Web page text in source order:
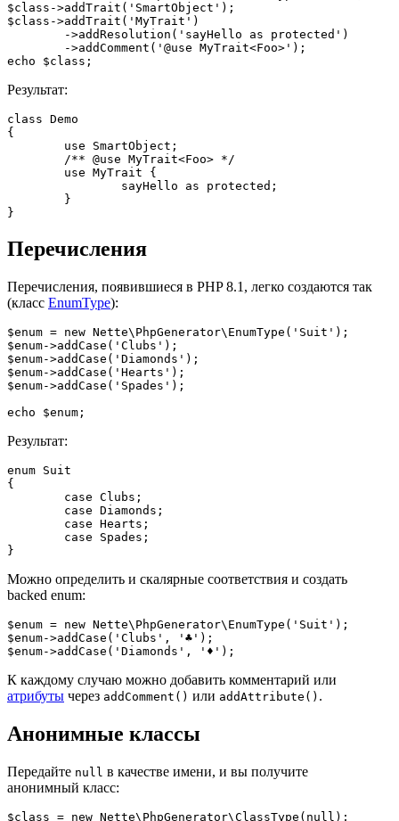
$class->addTrait('SmartObject');
$class->addTrait('MyTrait')
Результат:
class Demo
{
Перечисления
Перечисления, появившиеся в PHP 8.1, легко создаются так
(класс EnumType):
$enum = new Nette\PhpGenerator\EnumType('Suit');
$enum->addCase('Clubs');
$enum->addCase('Diamonds');
$enum->addCase('Hearts');
$enum->addCase('Spades');
Результат:
enum Suit
{
Можно определить и скалярные соответствия и создать
backed enum:
$enum = new Nette\PhpGenerator\EnumType('Suit');
$enum->addCase('Clubs', '♣');
К каждому случаю можно добавить комментарий или
атрибуты через addComment() или addAttribute() .
Анонимные классы
Передайте null в качестве имени, и вы получите
анонимный класс:
$class = new Nette\PhpGenerator\ClassType(null);